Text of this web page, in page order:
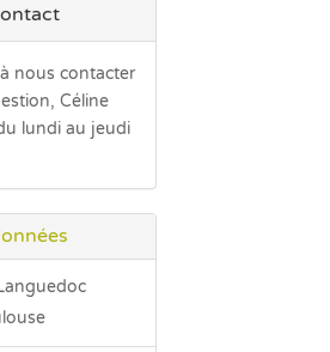
nous contacter
Céline
lundi au jeudi